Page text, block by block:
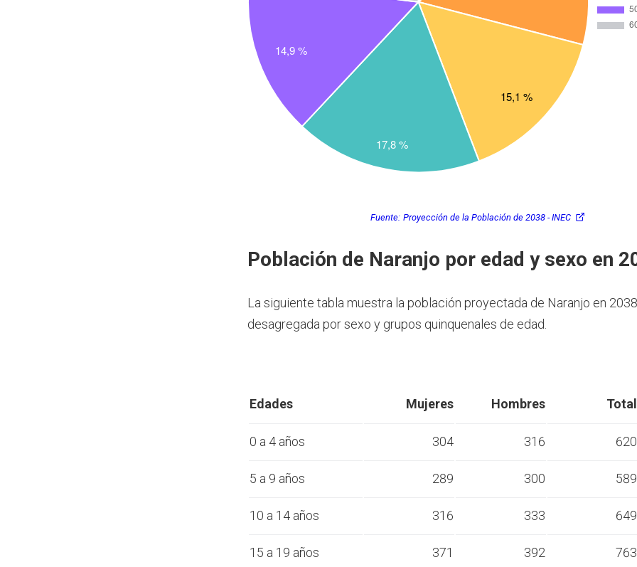
Fuente: Proyección de la Población de 2038 - INEC
Población de Naranjo por edad y sexo en
La siguiente tabla muestra la población proyectada de Naranjo en
desagregada por sexo y grupos quinquenales de edad.
Edades Mujeres Hombres Total
0 a 4 años 304 316 620
5 a 9 años 289 300 589
10 a 14 años 316 333 649
15 a 19 años 371 392 763